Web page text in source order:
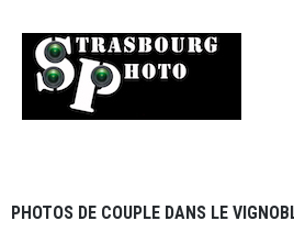
PHOTOS DE COUPLE DANS LE